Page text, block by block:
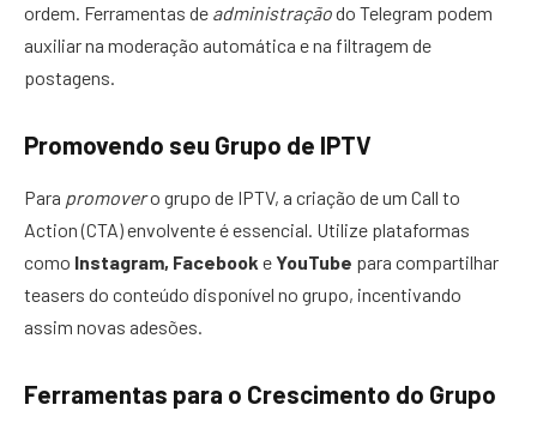
ordem. Ferramentas de administraçãodo Telegram podem
auxiliar na moderação automática e na filtragem de
postagens.
Promovendo seu Grupo de IPTV
Para promovero grupo de IPTV, a criação de um Call to
Action (CTA) envolvente é essencial. Utilize plataformas
como Instagram, Facebook eYouTube para compartilhar
teasers do conteúdo disponível no grupo, incentivando
assim novas adesões.
Ferramentas para o Crescimento do Grupo